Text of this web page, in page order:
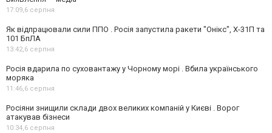
17:09,6 серпня
Як відпрацювали сили ППО . Росія запустила ракети "Онікс", Х-31П та
101 БпЛА
13:42,6 серпня
Росія вдарила по суховантажу у Чорному морі . Вбила українського
моряка
11:46,6 серпня
Росіяни знищили склади двох великих компаній у Києві . Ворог
атакував бізнеси
10:34,6 серпня